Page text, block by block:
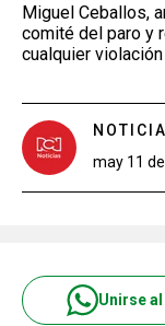
Miguel Ceballos,
comité del paro y
cualquier
may 11
Unirse